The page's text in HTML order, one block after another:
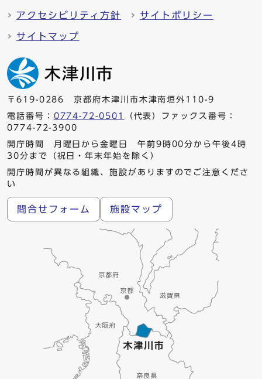
アクセシビリティ方針 サイトポリシー
サイトマップ
〒619-0286 京都府木津川市木津南垣外110-9
電話番号： 0774-72-0501
（代表）ファックス番号：
0774-72-3900
開庁時間 月曜日から金曜日 午前9時00分から午後4時
30分まで（祝日・年末年始を除く）
開庁時間が異なる組織、施設がありますのでご注意くださ
い
問合せフォーム 施設マップ